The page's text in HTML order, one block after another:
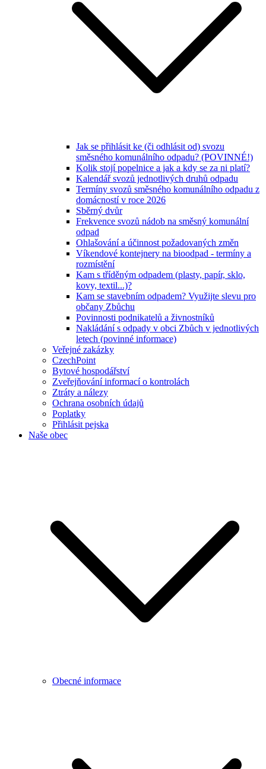
Jak se přihlásit ke (či odhlásit od) svozu
směsného komunálního odpadu? (POVINNÉ!)
Kolik stojí popelnice a jak a kdy se za ni platí?
Kalendář svozů jednotlivých druhů odpadu
Termíny svozů směsného komunálního odpadu z
domácností v roce 2026
Sběrný dvůr
Frekvence svozů nádob na směsný komunální
odpad
Ohlašování a účinnost požadovaných změn
Víkendové kontejnery na bioodpad - termíny a
rozmístění
Kam s tříděným odpadem (plasty, papír, sklo,
kovy, textil...)?
Kam se stavebním odpadem? Využijte slevu pro
občany Zbůchu
Povinnosti podnikatelů a živnostníků
Nakládání s odpady v obci Zbůch v jednotlivých
letech (povinné informace)
Veřejné zakázky
CzechPoint
Bytové hospodářství
Zveřejňování informací o kontrolách
Ztráty a nálezy
Ochrana osobních údajů
Poplatky
Přihlásit pejska
Naše obec
Obecné informace